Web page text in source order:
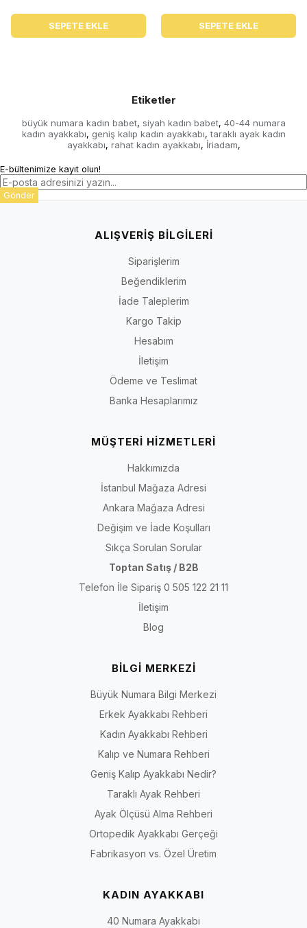
SEPETE EKLE SEPETE EKLE
Etiketler
büyük numara kadın babet, siyah kadın babet, 40-44 numara
kadın ayakkabı, geniş kalıp kadın ayakkabı, taraklı ayak kadın
ayakkabı, rahat kadın ayakkabı, İriadam,
E-bültenimize kayıt olun!
Gönder
ALIŞVERİŞ BİLGİLERİ
Siparişlerim
Beğendiklerim
İade Taleplerim
Kargo Takip
Hesabım
İletişim
Ödeme ve Teslimat
Banka Hesaplarımız
MÜŞTERİ HİZMETLERİ
Hakkımızda
İstanbul Mağaza Adresi
Ankara Mağaza Adresi
Değişim ve İade Koşulları
Sıkça Sorulan Sorular
Toptan Satış / B2B
Telefon İle Sipariş 0 505 122 21 11
İletişim
Blog
BİLGİ MERKEZİ
Büyük Numara Bilgi Merkezi
Erkek Ayakkabı Rehberi
Kadın Ayakkabı Rehberi
Kalıp ve Numara Rehberi
Geniş Kalıp Ayakkabı Nedir?
Taraklı Ayak Rehberi
Ayak Ölçüsü Alma Rehberi
Ortopedik Ayakkabı Gerçeği
Fabrikasyon vs. Özel Üretim
KADIN AYAKKABI
40 Numara Ayakkabı